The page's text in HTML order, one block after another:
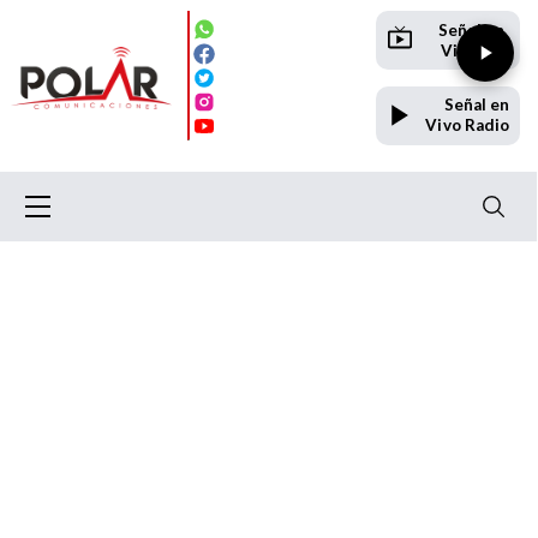
Señal en
Vivo TV
Señal en
Vivo Radio